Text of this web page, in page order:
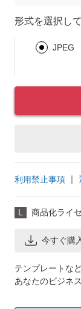
形式を選択し
JPEG
利用禁止事項 ｜
L 商品化ライ
今すぐ購
テンプレートな
あなたのビジネ